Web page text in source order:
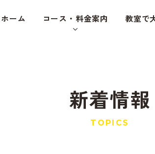
ホーム コース・料金案内 教室で
新着情報
TOPICS